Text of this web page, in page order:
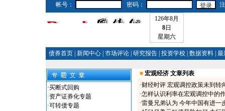
帐号： 密码：
126年8月
8日
星期六
债券首页 新闻中心 市场评论 研究报告 投资学校 数据资料 最
·买断式回购
·资产证券化专题
·可转债专题
■ 宏观经济 文章列表
·财经时评 宏观调控政策未到转
·怎样认识利率在宏观调控中的
·雷曼兄弟认为 今年中国有进